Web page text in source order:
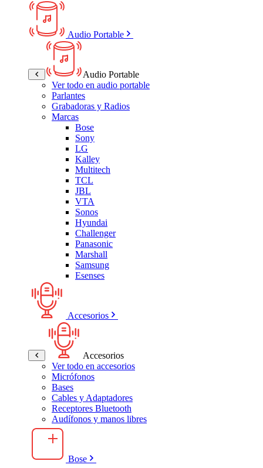
Audio Portable
Audio Portable
Ver todo en audio portable
Parlantes
Grabadoras y Radios
Marcas
Bose
Sony
LG
Kalley
Multitech
TCL
JBL
VTA
Sonos
Hyundai
Challenger
Panasonic
Marshall
Samsung
Esenses
Accesorios
Accesorios
Ver todo en accesorios
Micrófonos
Bases
Cables y Adaptadores
Receptores Bluetooth
Audífonos y manos libres
Bose